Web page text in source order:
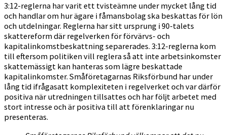
3:12-reglerna har varit ett tvisteämne under mycket lång tid
och handlar om hur ägare i fåmansbolag ska beskattas för lön
och utdelningar. Reglerna har sitt ursprung i 90-talets
skattereform där regelverken för förvärvs- och
kapitalinkomstbeskattning separerades. 3:12-reglerna kom
till eftersom politiken vill reglera så att inte arbetsinkomster
skattemässigt kan hanteras som lägre beskattade
kapitalinkomster. Småföretagarnas Riksförbund har under
lång tid ifrågasatt komplexiteten i regelverket och var därför
positiva när utredningen tillsattes och har följt arbetet med
stort intresse och är positiva till att förenklaringar nu
presenteras.